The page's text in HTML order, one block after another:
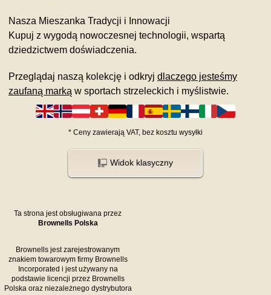
Nasza Mieszanka Tradycji i Innowacji
Kupuj z wygodą nowoczesnej technologii, wspartą
dziedzictwem doświadczenia.
Przeglądaj naszą kolekcję i odkryj dlaczego jesteśmy
zaufaną marką w sportach strzeleckich i myślistwie.
* Ceny zawierają VAT, bez kosztu wysyłki
Widok klasyczny
Ta strona jest obsługiwana przez
Brownells Polska
Brownells jest zarejestrowanym
znakiem towarowym firmy Brownells
Incorporated i jest używany na
podstawie licencji przez Brownells
Polska oraz niezależnego dystrybutora